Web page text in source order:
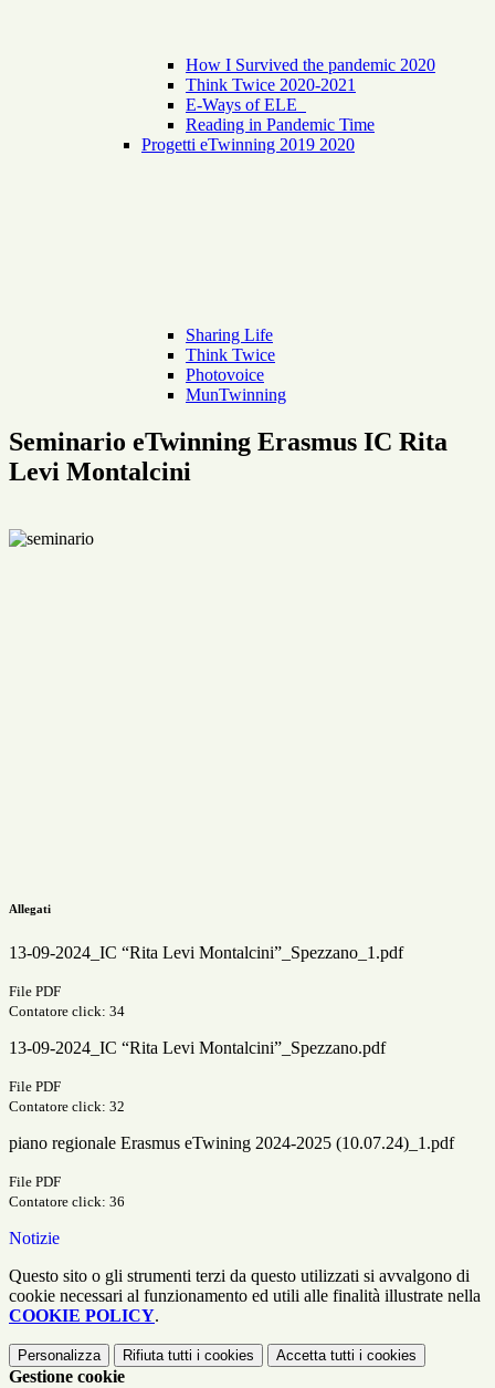
How I Survived the pandemic 2020
Think Twice 2020-2021
E-Ways of ELE
Reading in Pandemic Time
Progetti eTwinning 2019 2020
Sharing Life
Think Twice
Photovoice
MunTwinning
Seminario eTwinning Erasmus IC Rita
Levi Montalcini
Allegati
13-09-2024_IC “Rita Levi Montalcini”_Spezzano_1.pdf
File PDF
Contatore click: 34
13-09-2024_IC “Rita Levi Montalcini”_Spezzano.pdf
File PDF
Contatore click: 32
piano regionale Erasmus eTwining 2024-2025 (10.07.24)_1.pdf
File PDF
Contatore click: 36
Notizie
Questo sito o gli strumenti terzi da questo utilizzati si avvalgono di
cookie necessari al funzionamento ed utili alle finalità illustrate nella
COOKIE POLICY.
Personalizza Rifiuta tutti i cookies Accetta tutti i cookies
Gestione cookie